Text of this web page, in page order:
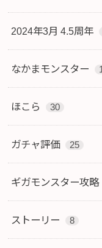
2024年3月 4.5周年
なかまモンスター 1
ほこら 30
ガチャ評価 25
ギガモンスター攻略
ストーリー 8